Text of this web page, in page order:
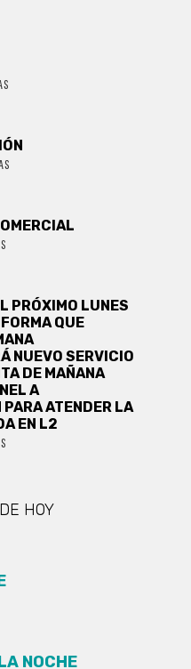
PRÓXIMO LUNES
QUE
NUEVO SERVICIO
DE MAÑANA
A
ATENDER LA
EN L2
HOY
NOCHE